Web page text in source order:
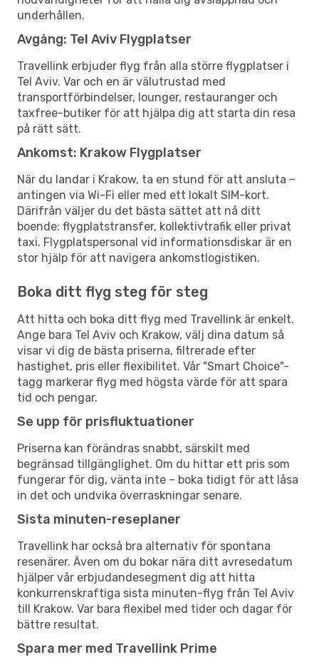
underhållen.
Avgång: Tel Aviv Flygplatser
Travellink erbjuder flyg från alla större flygplatser i
Tel Aviv. Var och en är välutrustad med
transportförbindelser, lounger, restauranger och
taxfree-butiker för att hjälpa dig att starta din resa
på rätt sätt.
Ankomst: Krakow Flygplatser
När du landar i Krakow, ta en stund för att ansluta –
antingen via Wi-Fi eller med ett lokalt SIM-kort.
Därifrån väljer du det bästa sättet att nå ditt
boende: flygplatstransfer, kollektivtrafik eller privat
taxi. Flygplatspersonal vid informationsdiskar är en
stor hjälp för att navigera ankomstlogistiken.
Boka ditt flyg steg för steg
Att hitta och boka ditt flyg med Travellink är enkelt.
Ange bara Tel Aviv och Krakow, välj dina datum så
visar vi dig de bästa priserna, filtrerade efter
hastighet, pris eller flexibilitet. Vår "Smart Choice"-
tagg markerar flyg med högsta värde för att spara
tid och pengar.
Se upp för prisfluktuationer
Priserna kan förändras snabbt, särskilt med
begränsad tillgänglighet. Om du hittar ett pris som
fungerar för dig, vänta inte – boka tidigt för att låsa
in det och undvika överraskningar senare.
Sista minuten-reseplaner
Travellink har också bra alternativ för spontana
resenärer. Även om du bokar nära ditt avresedatum
hjälper vår erbjudandesegment dig att hitta
konkurrenskraftiga sista minuten-flyg från Tel Aviv
till Krakow. Var bara flexibel med tider och dagar för
bättre resultat.
Spara mer med Travellink Prime